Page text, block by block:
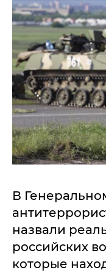
В
назвали
российских
которые